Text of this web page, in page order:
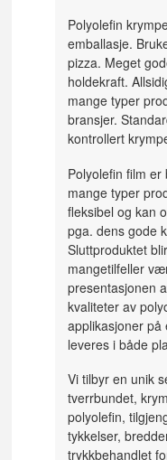
Polyolefin
emballasje.
pizza. Meget
holdekraft.
mange typer
bransjer.
kontrollert
Polyolefin film
mange typer
fleksibel og kan
pga. dens gode
Sluttproduktet
mangetilfeller
presentasjonen
kvaliteter av
applikasjoner på
leveres i både
Vi tilbyr en unik
tverrbundet,
polyolefin,
tykkelser,
trykkbehandlet